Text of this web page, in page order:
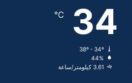
د
إ
ن
ا
34
℃
44%
3.61 كيلومتر/ساعة